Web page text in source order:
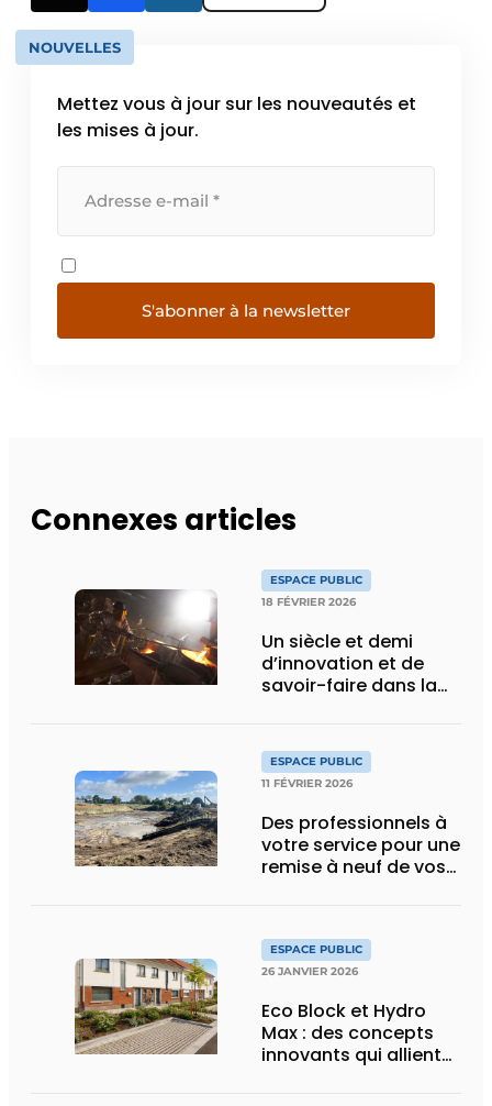
NOUVELLES
Mettez vous à jour sur les nouveautés et
les mises à jour.
S'abonner à la newsletter
Connexes articles
ESPACE PUBLIC
18 FÉVRIER 2026
Un siècle et demi
d’innovation et de
savoir-faire dans la
ESPACE PUBLIC
11 FÉVRIER 2026
Des professionnels à
votre service pour une
remise à neuf de vos
ESPACE PUBLIC
26 JANVIER 2026
Eco Block et Hydro
Max : des concepts
innovants qui allient